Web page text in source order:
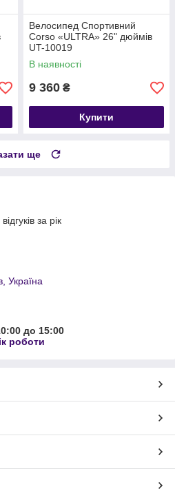
Велосипед Спортивний
Corso «ULTRA» 26" дюймів
UT-10019
В наявності
9 360 ₴
Купити
ще
за рік
Україна
до 15:00
роботи